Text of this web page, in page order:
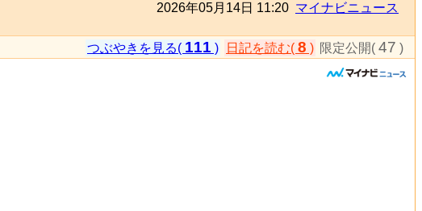
2026年05月14日 11:20 マイナビニュース
つぶやきを見る( 111 ) 日記を読む( 8 ) 限定公開( 47 )